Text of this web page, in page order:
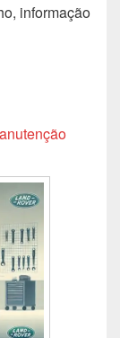
informação